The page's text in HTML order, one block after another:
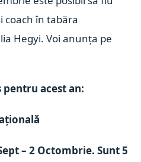
coach în tabăra
Hegyi. Voi anunța pe
acest an:
– 2 Octombrie. Sunt 5